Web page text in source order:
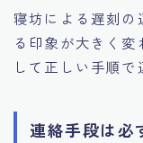
寝坊による遅刻の
る印象が大きく
して正しい手順で
連絡手段は必